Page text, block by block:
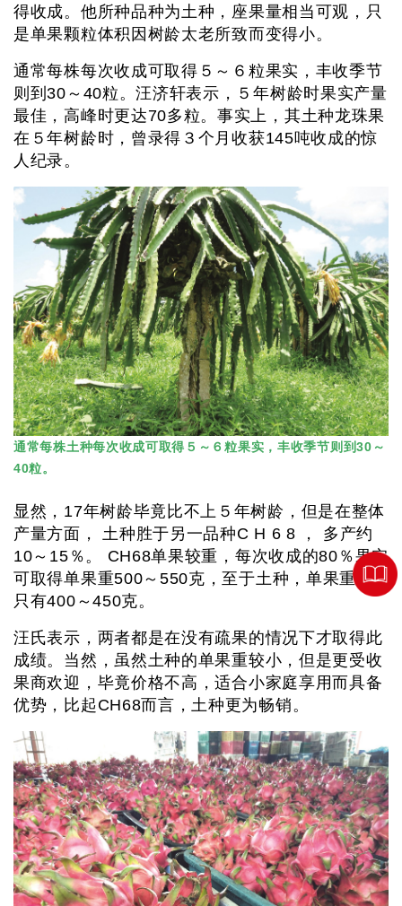
得收成。他所种品种为土种，座果量相当可观，只
是单果颗粒体积因树龄太老所致而变得小。
通常每株每次收成可取得５～６粒果实，丰收季节
则到30～40粒。汪济轩表示，５年树龄时果实产量
最佳，高峰时更达70多粒。事实上，其土种龙珠果
在５年树龄时，曾录得３个月收获145吨收成的惊
人纪录。
通常每株土种每次收成可取得５～６粒果实，丰收季节则到30～
40粒。
显然，17年树龄毕竟比不上５年树龄，但是在整体
产量方面， 土种胜于另一品种C H 6 8 ， 多产约
10～15％。 CH68单果较重，每次收成的80％果实
可取得单果重500～550克，至于土种，单果重量
只有400～450克。
汪氏表示，两者都是在没有疏果的情况下才取得此
成绩。当然，虽然土种的单果重较小，但是更受收
果商欢迎，毕竟价格不高，适合小家庭享用而具备
优势，比起CH68而言，土种更为畅销。